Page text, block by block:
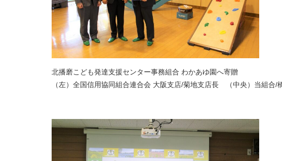
北播磨こども発達支援センター事務組合 わかあゆ園へ寄贈
（左）全国信用協同組合連合会 大阪支店/菊地支店長 （中央）当組